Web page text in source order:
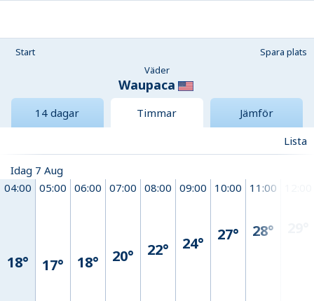
Start
Spara plats
Väder
Waupaca
14 dagar Timmar
Jämför
Lista
Idag 7 Aug
04:00
18°
05:00
17°
06:00
18°
07:00
20°
08:00
22°
09:00
24°
10:00
27°
11:00
28°